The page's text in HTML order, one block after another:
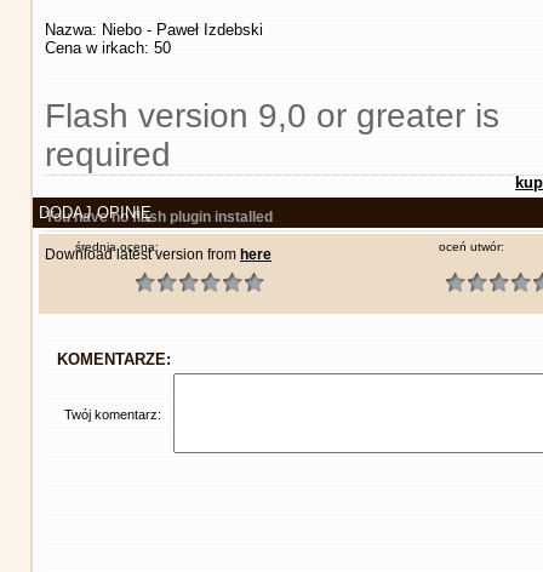
Nazwa: Niebo - Paweł Izdebski
Cena w irkach: 50
Flash version 9,0 or greater is
required
You have no flash plugin installed
Download latest version from here
DODAJ OPINIĘ
średnia ocena: oceń utwór:
KOMENTARZE:
Twój komentarz: